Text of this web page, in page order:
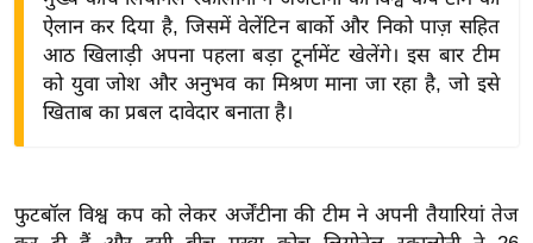
द्यो
वि
शे
ऐलान कर दिया है, जिसमें वेलेंटिन बार्को और निको पाज़ सहित
आठ खिलाड़ी अपना पहला बड़ा टूर्नामेंट खेलेंगे। इस बार टीम
को युवा जोश और अनुभव का मिश्रण माना जा रहा है, जो इसे
खिताब का प्रबल दावेदार बनाता है।
फुटबॉल विश्व कप को लेकर अर्जेंटीना की टीम ने अपनी तैयारियां तेज